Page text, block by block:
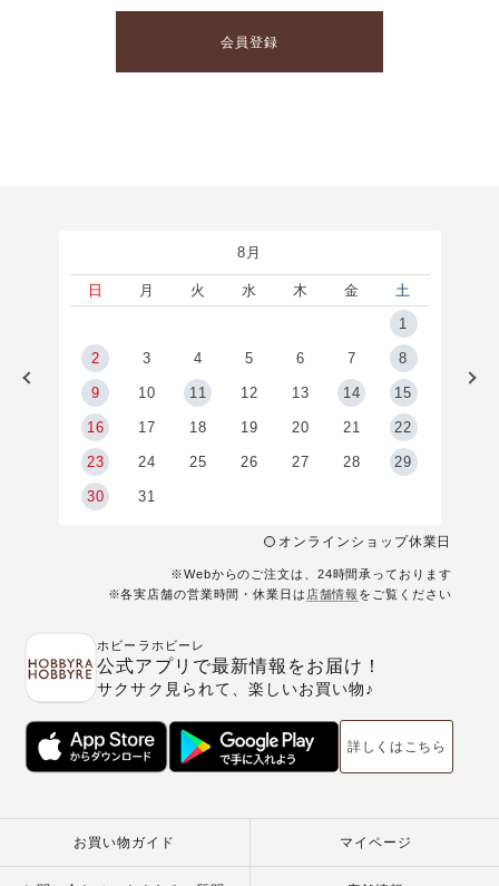
会員登録
8月
日 月 火 水 木 金
土
1
2 3 4 5 6 7 8
9 10 11 12 13 14 15
16 17 18 19 20 21 22
23 24 25 26 27 28 29
30 31
オンラインショップ休業日
※Webからのご注文は、24時間承っております
※各実店舗の営業時間・休業日は 店舗情報 をご覧ください
ホビーラホビーレ
公式アプリで最新情報をお届け！
サクサク見られて、楽しいお買い物♪
詳しくはこちら
お買い物ガイド マイページ